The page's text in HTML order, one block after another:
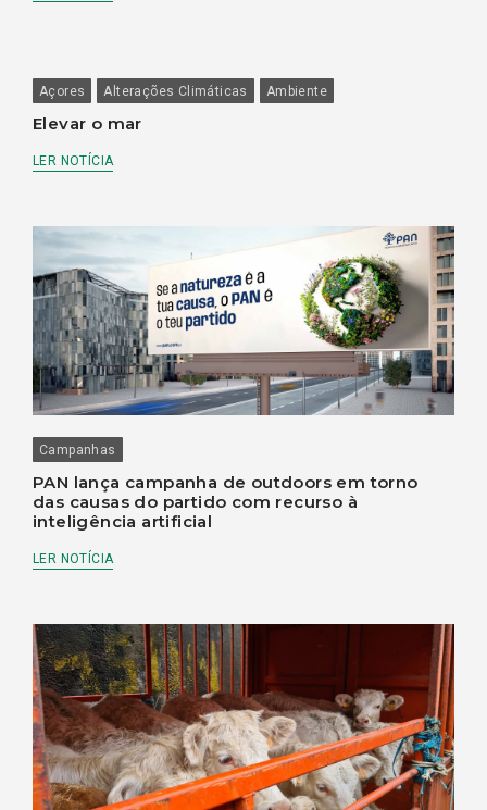
Açores Alterações Climáticas Ambiente
Elevar o mar
LER NOTÍCIA
Campanhas
PAN lança campanha de outdoors em torno
das causas do partido com recurso à
inteligência artificial
LER NOTÍCIA